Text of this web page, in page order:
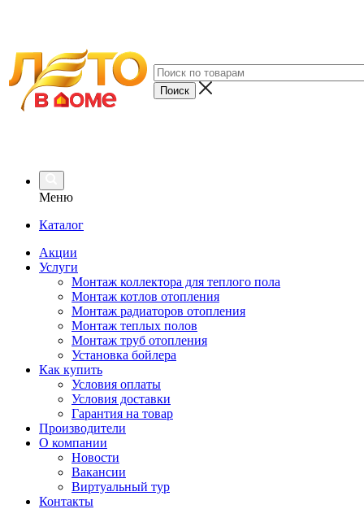
Меню
Каталог
Акции
Услуги
Монтаж коллектора для теплого пола
Монтаж котлов отопления
Монтаж радиаторов отопления
Монтаж теплых полов
Монтаж труб отопления
Установка бойлера
Как купить
Условия оплаты
Условия доставки
Гарантия на товар
Производители
О компании
Новости
Вакансии
Виртуальный тур
Контакты